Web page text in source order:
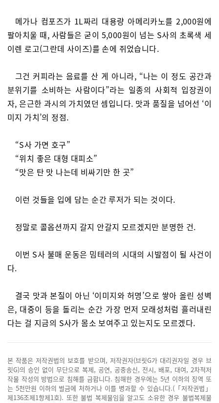
메가나 컴포즈가 1L짜리 대용량 아메리카노를 2,000원에
팔아치울 때, 사람들은 굳이 5,000원이 넘는 S사의 초록색 세
이렌 로고(그란데 사이즈)를 손에 쥐었습니다.
그건 커피라는 음료를 산 게 아니라, “나는 이 정도 공간과
분위기를 소비하는 사람이다”라는 일종의 사회적 입장권이
자, 은근한 과시의 가치였던 셈입니다. 맛과 품질을 넘어선 ‘이
미지 가치’의 정점.
“S사 가면 호구”
“위치 좋은 대형 대피소”
“맛은 탄 맛 나는데 비싸기만 한 곳”
이런 것들을 입에 담는 순간 루저가 되는 것이다.
정말로 콜옵션까지 갈지 안갈지 모르겠지만 분명한 건.
이번 S사 불매 운동은 밈테러의 시대의 시발점이 될 사건이
다.
결국 맛과 본질이 아닌 ‘이미지와 허명’으로 쌓아 올린 성벽
은, 대중이 등을 돌리는 순간 가장 먼저 모래성처럼 흘러내린
다는 걸 지금의 S사가 몸소 보여주고 있는지도 모르겠다.
본 작품은 저작권법의 보호를 받으며, 저작권자(브릿G가 대리권자일 경우 브
릿G)의 승인 없이 무단으로 복제, 공연, 공중송신, 전시, 배포, 대여, 2차적저
작물 작성의 방법으로 침해를 금합니다. 침해한 경우에는 5년 이하의 징역 또
는 5천만원 이하의 벌금에 처하거나 이를 병과할 수 있습니다.(「저작권법」
제136조제1항제1호). 또한 불법 복제물임을 알고도 소유한 경우 불법복제물